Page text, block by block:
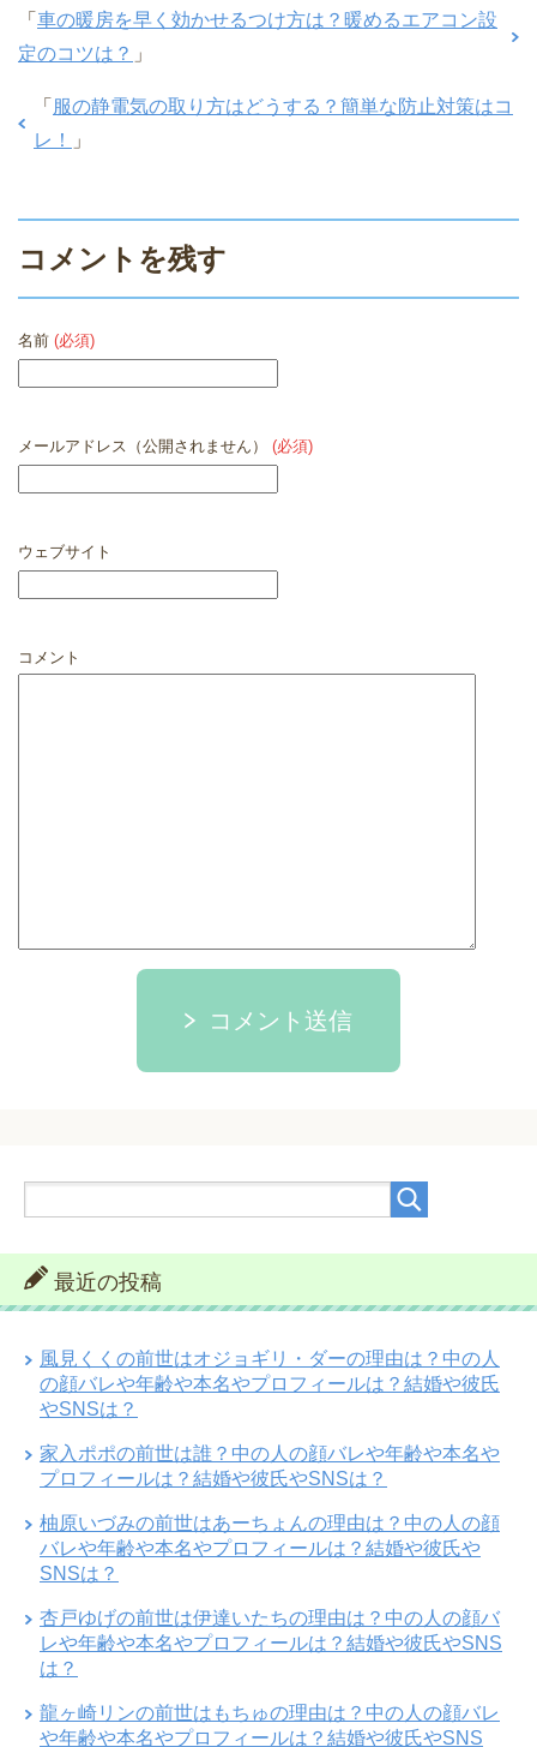
「 車の暖房を早く効かせるつけ方は？暖めるエアコン設
定のコツは？ 」
「 服の静電気の取り方はどうする？簡単な防止対策はコ
レ！
」
コメントを残す
名前 (必須)
メールアドレス（公開されません） (必須)
ウェブサイト
コメント
コメント送信
最近の投稿
風見くくの前世はオジョギリ・ダーの理由は？中の人
の顔バレや年齢や本名やプロフィールは？結婚や彼氏
やSNSは？
家入ポポの前世は誰？中の人の顔バレや年齢や本名や
プロフィールは？結婚や彼氏やSNSは？
柚原いづみの前世はあーちょんの理由は？中の人の顔
バレや年齢や本名やプロフィールは？結婚や彼氏や
SNSは？
杏戸ゆげの前世は伊達いたちの理由は？中の人の顔バ
レや年齢や本名やプロフィールは？結婚や彼氏やSNS
は？
龍ヶ崎リンの前世はもちゅの理由は？中の人の顔バレ
や年齢や本名やプロフィールは？結婚や彼氏やSNS